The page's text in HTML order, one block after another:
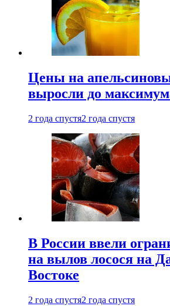
Цены на
выросли до
2 года спустя2 года спустя
В России ввели
на вылов лосося на
Востоке
2 года спустя2 года спустя